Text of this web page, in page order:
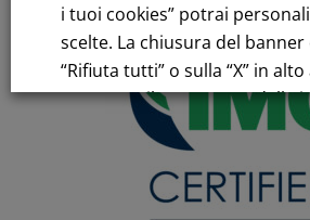
i tuoi cookies” potrai
scelte. La chiusura del banner
“Rifiuta tutti” o sulla “X” in
comporta il permanere delle
default e la continuazione
in assenza di cookie o altri
tracciamento diversi da quelli